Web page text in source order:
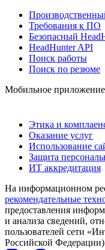
Требования к ПО
Безопасный
HeadHunter API
Поиск работы
Поиск по резюме
Мобильное приложение
Этика и
Оказание услуг
Использование
Защита
ИТ аккредитация
На информационном
рекомендательные
предоставления
и анализа сведений,
пользователей сети
Российской Федерации)